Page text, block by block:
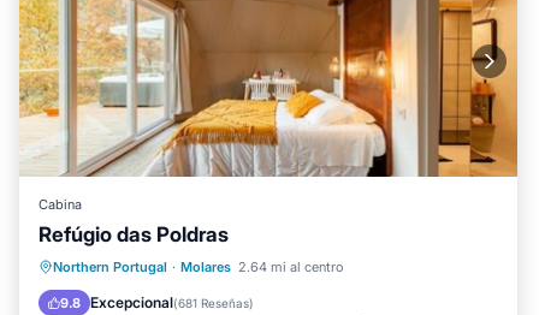
Cabina
Refúgio das Poldras
Northern Portugal · Molares 2.64 mi al centro
9.8 Excepcional(681 Reseñas)
Bañera de hidromasaje
Desayuno
Aparcamiento